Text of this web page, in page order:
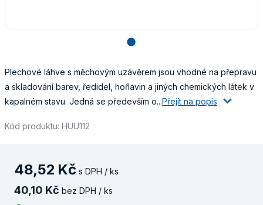
lens
Plechové láhve s měchovým uzávěrem jsou vhodné na přepravu
a skladování barev, ředidel, hořlavin a jiných chemických látek v
kapalném stavu. Jedná se především o...Přejít na popis
Kód produktu: HUU112
48,52 Kč s DPH / ks
40 10 Kč bez DPH / ks